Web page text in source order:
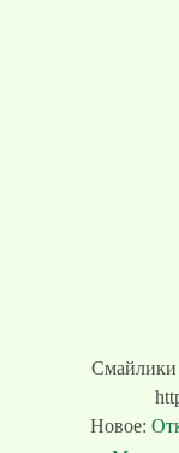
Смайлики
Новое: